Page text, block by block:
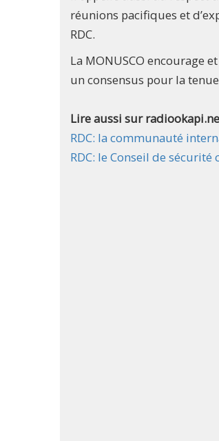
réunions pacifiques et
RDC.
La MONUSCO encourage
un consensus pour la
Lire aussi sur
RDC: la communauté
RDC: le Conseil de